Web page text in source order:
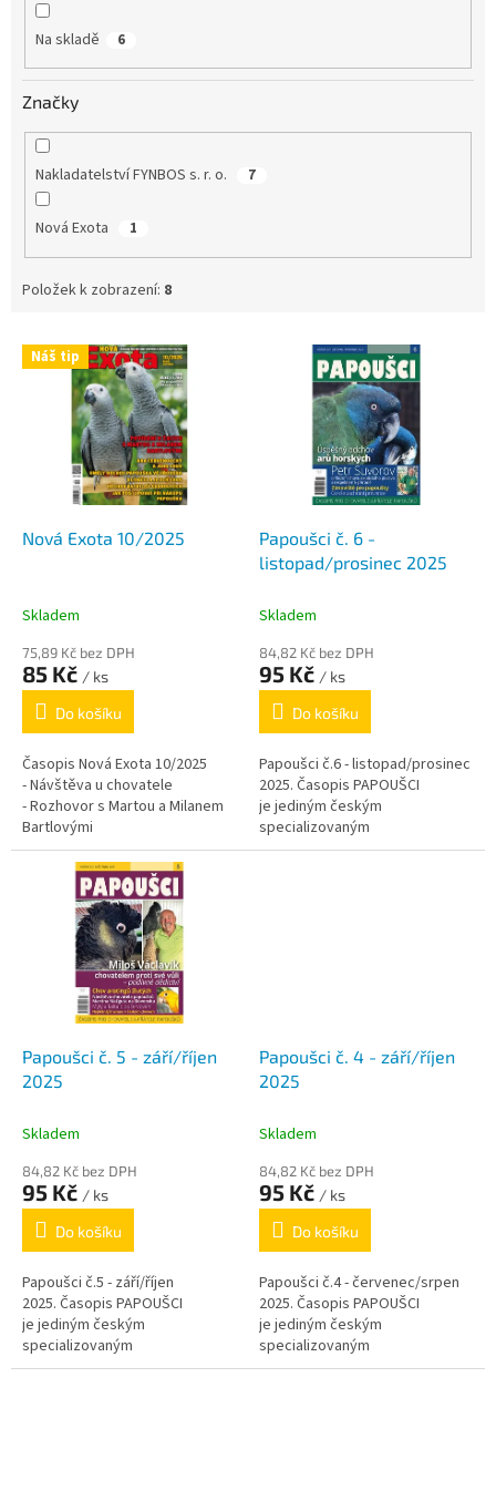
Na skladě 6
Značky
Nakladatelství FYNBOS s. r. o. 7
Nová Exota 1
Položek k zobrazení: 8
V Náš tip
Nová Exota 10/2025
Skladem
75,89 Kč bez DPH
85 Kč / ks
Do košíku
Časopis Nová Exota 10/2025
- Návštěva u chovatele
- Rozhovor s Martou a Milanem
Bartlovými
Papoušci č. 6 -
listopad/prosinec 2025
Skladem
84,82 Kč bez DPH
95 Kč / ks
Do košíku
Papoušci č.6 - listopad/prosinec
2025. Časopis PAPOUŠCI
je jediným českým
specializovaným
periodikem zaměřeným pouze
Papoušci č. 5 - září/říjen
2025
Skladem
84,82 Kč bez DPH
95 Kč / ks
Do košíku
Papoušci č.5 - září/říjen
2025. Časopis PAPOUŠCI
je jediným českým
specializovaným
periodikem zaměřeným pouze
Papoušci č. 4 - září/říjen
2025
Skladem
84,82 Kč bez DPH
95 Kč / ks
Do košíku
Papoušci č.4 - červenec/srpen
2025. Časopis PAPOUŠCI
je jediným českým
specializovaným
periodikem zaměřeným pouze